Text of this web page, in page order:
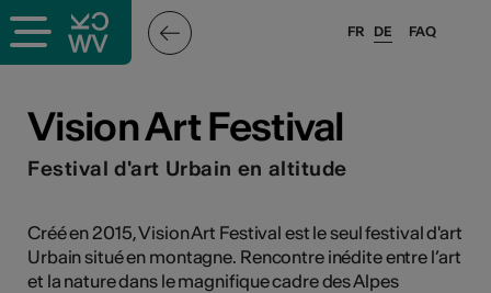
FAQ
FR DE
Vision Art Festival
Festival d'art Urbain en altitude
Créé en 2015, Vision Art Festival est le seul festival d'art
Urbain situé en montagne. Rencontre inédite entre l’art
et la nature dans le magnifique cadre des Alpes